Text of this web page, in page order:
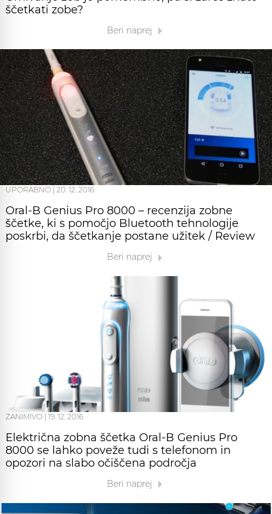
ščetkati zobe?
Beri naprej
UPORABNO 20. 12. 2016
Oral-B Genius Pro 8000 – recenzija zobne
ščetke, ki s pomočjo Bluetooth tehnologije
poskrbi, da ščetkanje postane užitek / Review
Beri naprej
ZANIMIVO 19. 12. 2016
Električna zobna ščetka Oral-B Genius Pro
8000 se lahko poveže tudi s telefonom in
opozori na slabo očiščena področja
Beri naprej